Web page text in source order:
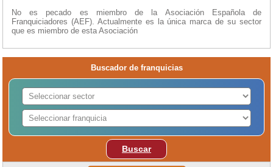
No es pecado es miembro de la Asociación Española de
Franquiciadores (AEF). Actualmente es la única marca de su sector
que es miembro de esta Asociación
Buscador de franquicias
Buscar